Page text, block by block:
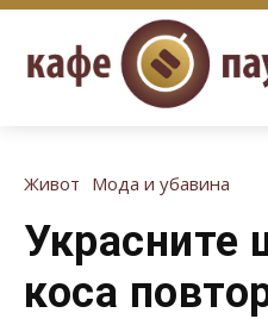
Живот Мода и убавина
Украсните
коса